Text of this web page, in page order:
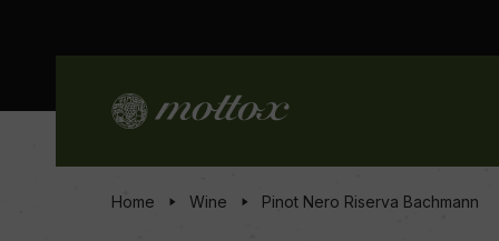
Home Wine Pinot Nero Riserva Bachmann